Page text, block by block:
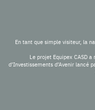
En tant que simple visiteur, la
Le projet Equipex CASD
d’Investissements d’Avenir lancé